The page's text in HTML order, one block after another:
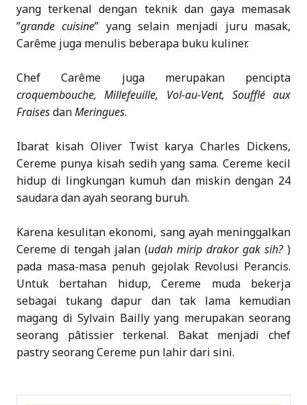
yang terkenal dengan teknik dan gaya memasak
”grande cuisine” yang selain menjadi juru masak,
Carême juga menulis beberapa buku kuliner.
Chef Carême juga merupakan pencipta
croquembouche, Millefeuille, Vol-au-Vent, Soufflé aux
FraisesdanMeringues.
Ibarat kisah Oliver Twist karya Charles Dickens,
Cereme punya kisah sedih yang sama. Cereme kecil
hidup di lingkungan kumuh dan miskin dengan 24
saudara dan ayah seorang buruh.
Karena kesulitan ekonomi, sang ayah meninggalkan
Cereme di tengah jalan (udah mirip drakor gak sih?)
pada masa-masa penuh gejolak Revolusi Perancis.
Untuk bertahan hidup, Cereme muda bekerja
sebagai tukang dapur dan tak lama kemudian
magang di Sylvain Bailly yang merupakan seorang
seorang pâtissier terkenal. Bakat menjadi chef
pastry seorang Cereme pun lahir dari sini.